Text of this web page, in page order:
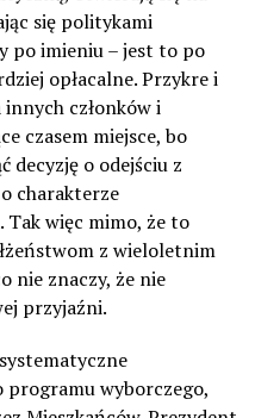
się politykami
po imieniu – jest to po
opłacalne. Przykre i
członków i
czasem miejsce, bo
decyzję o odejściu z
charakterze
Tak więc mimo, że to
z wieloletnim
nie znaczy, że nie
przyjaźni.
programu wyborczego,